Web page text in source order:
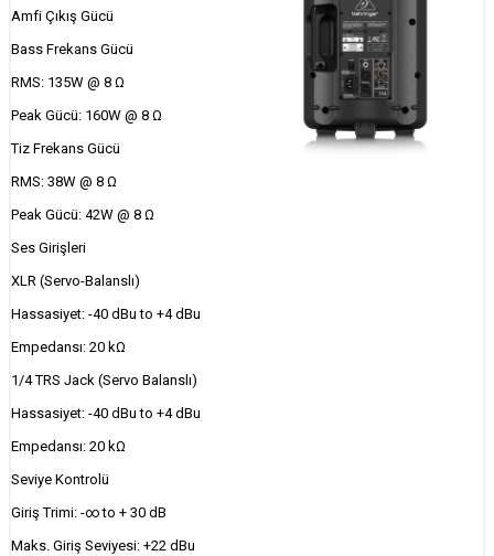
Amfi Çıkış Gücü
Bass Frekans Gücü
RMS: 135W @ 8 Ω
Peak Gücü: 160W @ 8 Ω
Tiz Frekans Gücü
RMS: 38W @ 8 Ω
Peak Gücü: 42W @ 8 Ω
Ses Girişleri
XLR (Servo-Balanslı)
Hassasiyet: -40 dBu to +4 dBu
Empedansı: 20 kΩ
1/4 TRS Jack (Servo Balanslı)
Hassasiyet: -40 dBu to +4 dBu
Empedansı: 20 kΩ
Seviye Kontrolü
Giriş Trimi: -∞ to + 30 dB
Maks. Giriş Seviyesi: +22 dBu